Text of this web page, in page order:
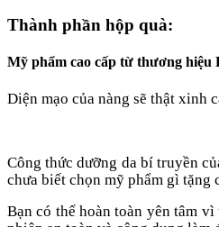
Thành phần hộp quà:
Mỹ phẩm cao cấp từ thương hiệu
Diện mạo của nàng sẽ thật xinh
Công thức dưỡng da bí truyền
chưa biết chọn mỹ phẩm gì tặng
Bạn có thể hoàn toàn yên tâm